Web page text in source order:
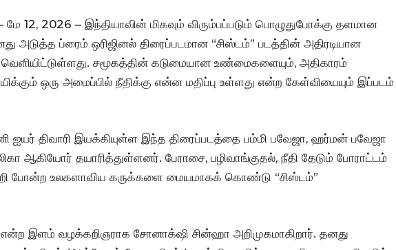
மே 12, 2026 – இந்தியாவின் மிகவும் விரும்பப்படும் பொழுதுபோக்கு தளமான
அடுத்த ப்ரைம் ஒரிஜினல் திரைப்படமான “சிஸ்டம்” படத்தின் அதிரடியான
சமூகத்தின் கடுமையான உண்மைகளையும், அதிகாரம்
ஒரு அமைப்பில் நீதிக்கு என்ன மதிப்பு உள்ளது என்ற கேள்வியையும் இப்படம்
ஐயர் திவாரி இயக்கியுள்ள இந்த திரைப்படத்தை பம்மி பவேஜா, ஹர்மன் பவேஜா
ஆகியோர் தயாரித்துள்ளனர். பேராசை, பழிவாங்குதல், நீதி தேடும் போராட்டம்
போன்ற உலகளாவிய கருக்களை மையமாகக் கொண்டு “சிஸ்டம்”
என்ற இளம் வழக்கறிஞராக சோனாக்‌ஷி சின்ஹா அறிமுகமாகிறார். தனது